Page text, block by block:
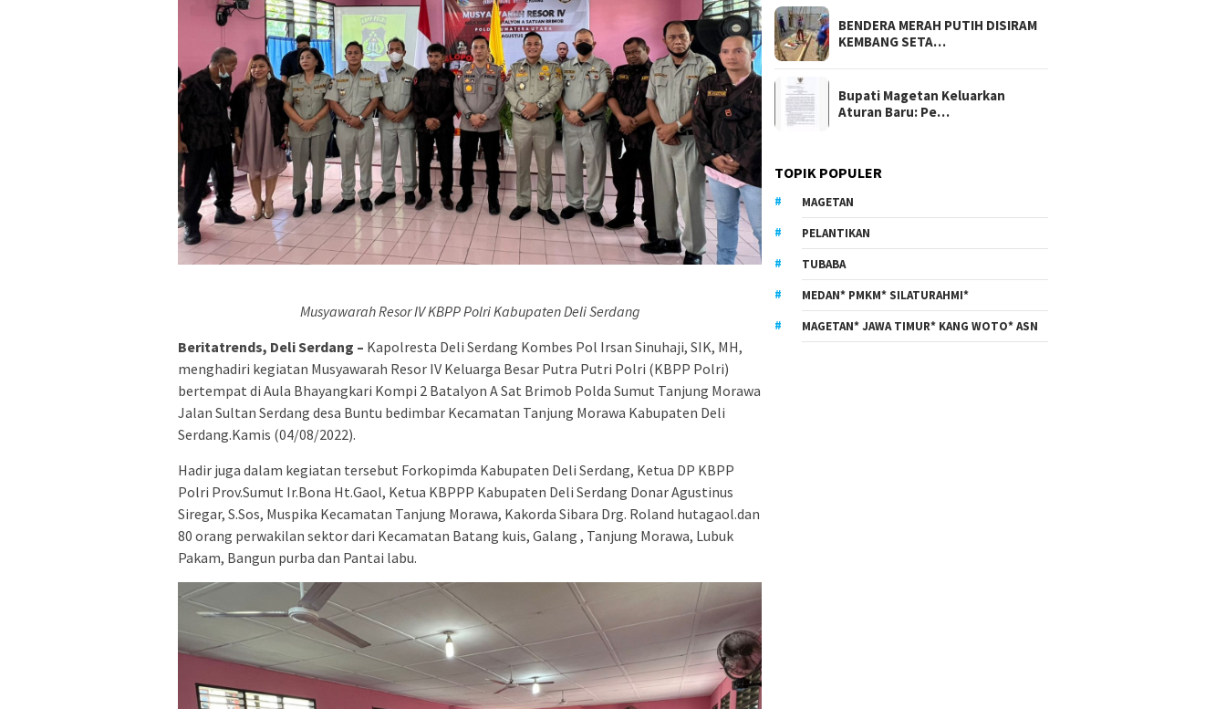
Musyawarah Resor IV KBPP Polri Kabupaten Deli Serdang
Beritatrends, Deli Serdang – Kapolresta Deli Serdang Kombes Pol Irsan Sinuhaji, SIK, MH,
menghadiri kegiatan Musyawarah Resor IV Keluarga Besar Putra Putri Polri (KBPP Polri)
bertempat di Aula Bhayangkari Kompi 2 Batalyon A Sat Brimob Polda Sumut Tanjung Morawa
Jalan Sultan Serdang desa Buntu bedimbar Kecamatan Tanjung Morawa Kabupaten Deli
Serdang.Kamis (04/08/2022).
Hadir juga dalam kegiatan tersebut Forkopimda Kabupaten Deli Serdang, Ketua DP KBPP
Polri Prov.Sumut Ir.Bona Ht.Gaol, Ketua KBPPP Kabupaten Deli Serdang Donar Agustinus
Siregar, S.Sos, Muspika Kecamatan Tanjung Morawa, Kakorda Sibara Drg. Roland hutagaol.dan
80 orang perwakilan sektor dari Kecamatan Batang kuis, Galang , Tanjung Morawa, Lubuk
Pakam, Bangun purba dan Pantai labu.
BENDERA MERAH PUTIH DISIRAM
KEMBANG SETA…
Bupati Magetan Keluarkan
Aturan Baru: Pe…
TOPIK POPULER
MAGETAN
PELANTIKAN
TUBABA
MEDAN* PMKM* SILATURAHMI*
MAGETAN* JAWA TIMUR* KANG WOTO* ASN